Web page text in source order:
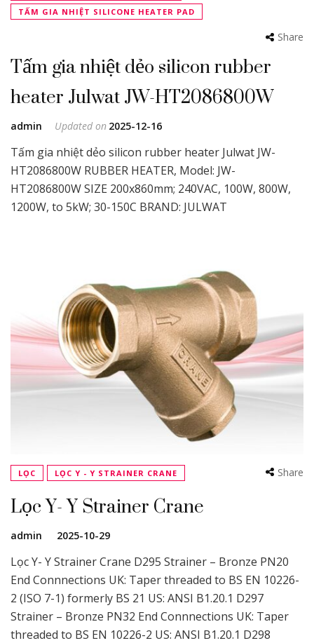
TẤM GIA NHIỆT SILICONE HEATER PAD
Share
Tấm gia nhiệt dẻo silicon rubber
heater Julwat JW-HT2086800W
admin Updated on 2025-12-16
Tấm gia nhiệt dẻo silicon rubber heater Julwat JW-
HT2086800W RUBBER HEATER, Model: JW-
HT2086800W SIZE 200x860mm; 240VAC, 100W, 800W,
1200W, to 5kW; 30-150C BRAND: JULWAT
LỌC LỌC Y - Y STRAINER CRANE Share
Lọc Y- Y Strainer Crane
admin 2025-10-29
Lọc Y- Y Strainer Crane D295 Strainer – Bronze PN20
End Connnections UK: Taper threaded to BS EN 10226-
2 (ISO 7-1) formerly BS 21 US: ANSI B1.20.1 D297
Strainer – Bronze PN32 End Connnections UK: Taper
threaded to BS EN 10226-2 US: ANSI B1.20.1 D298